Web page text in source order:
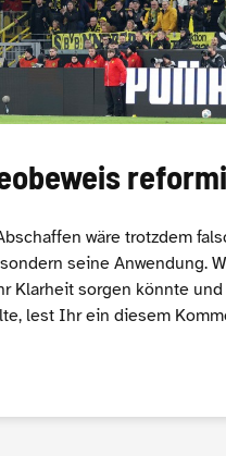
wäre trotzdem
seine Anwendung.
Klarheit sorgen könnte und
lest Ihr ein diesem